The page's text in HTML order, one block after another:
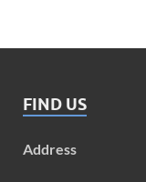
FIND US
Address